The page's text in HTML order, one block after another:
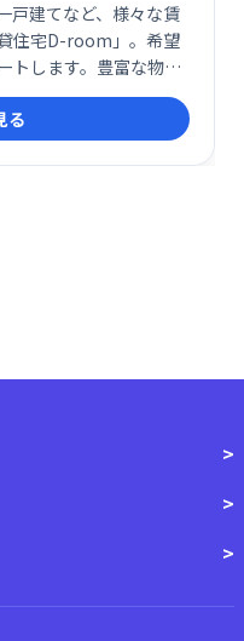
戸建てなど、様々な賃
住宅D-room」。希望
トします。豊富な物件
理想の住まいを効率的
しを実現しましょ
る